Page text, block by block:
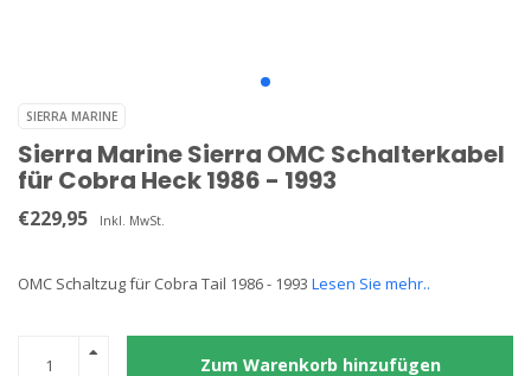
SIERRA MARINE
Sierra Marine Sierra OMC Schalterkabel
für Cobra Heck 1986 - 1993
€229,95 Inkl. MwSt.
OMC Schaltzug für Cobra Tail 1986 - 1993 Lesen Sie mehr..
Zum Warenkorb hinzufügen